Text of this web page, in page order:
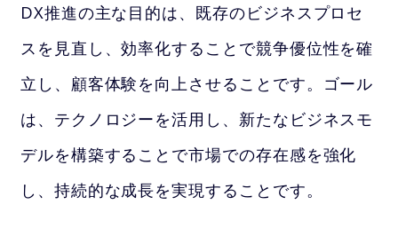
DX推進の主な目的は、既存のビジネスプロセ
スを見直し、効率化することで競争優位性を確
立し、顧客体験を向上させることです。ゴール
は、テクノロジーを活用し、新たなビジネスモ
デルを構築することで市場での存在感を強化
し、持続的な成長を実現することです。